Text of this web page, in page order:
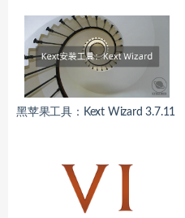
黑苹果工具：Kext Wizard 3.7.11